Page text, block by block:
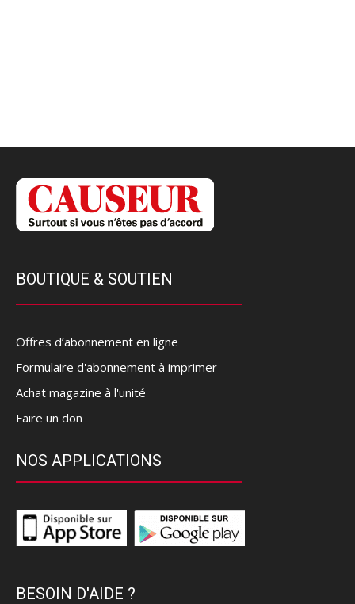
BOUTIQUE & SOUTIEN
Offres d’abonnement en ligne
Formulaire d'abonnement à imprimer
Achat magazine à l'unité
Faire un don
NOS APPLICATIONS
BESOIN D'AIDE ?